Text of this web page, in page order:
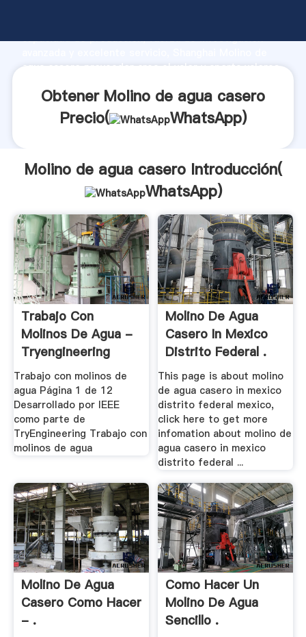
capacidad de producción, fuerza de investigación
agua casero proveedor crea el valor y aporta valores
Obtener Molino de agua casero
Precio(
WhatsApp)
Molino de agua casero Introducción(
WhatsApp)
Trabajo Con
Molinos De Agua -
Tryengineering
Trabajo con molinos de
agua Página 1 de 12
Desarrollado por IEEE
como parte de
TryEngineering Trabajo con
molinos de agua
Molino De Agua
Casero In Mexico
Distrito Federal .
This page is about molino
de agua casero in mexico
distrito federal mexico,
click here to get more
infomation about molino de
agua casero in mexico
distrito federal ...
Molino De Agua
Casero Como Hacer
- .
Como Hacer Un
Molino De Agua
Sencillo .